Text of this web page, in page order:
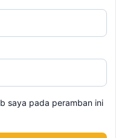
saya pada peramban ini